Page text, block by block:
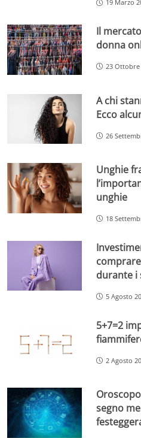
19 Marzo
Il
donna
23 Ottobre
A chi
Ecco
26
Unghie
unghie
18
durante i
5 Agosto
5+7=2
2 Agosto
segno